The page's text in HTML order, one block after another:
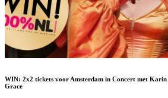
WIN: 2x2 tickets voor Amsterdam in Concert met Karin
Grace